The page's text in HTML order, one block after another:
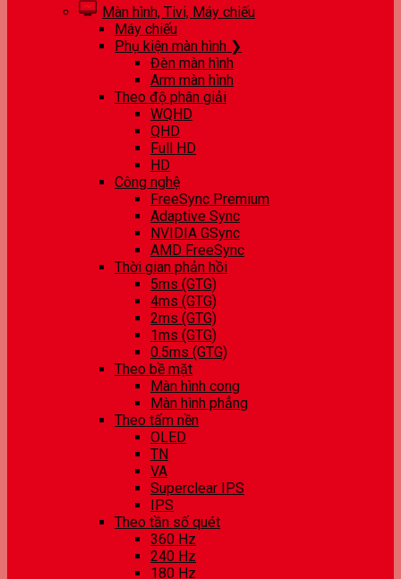
Màn hình, Tivi, Máy chiếu
Máy chiếu
Phụ kiện màn hình ❯
Đèn màn hình
Arm màn hình
Theo độ phân giải
WQHD
QHD
Full HD
HD
Công nghệ
FreeSync Premium
Adaptive Sync
NVIDIA GSync
AMD FreeSync
Thời gian phản hồi
5ms (GTG)
4ms (GTG)
2ms (GTG)
1ms (GTG)
0.5ms (GTG)
Theo bề mặt
Màn hình cong
Màn hình phẳng
Theo tấm nền
OLED
TN
VA
Superclear IPS
IPS
Theo tần số quét
360 Hz
240 Hz
180 Hz